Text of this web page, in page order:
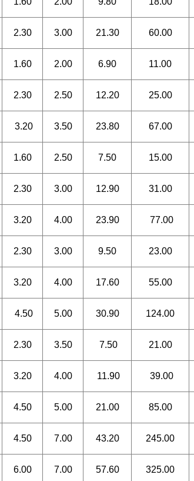
2.30 3.00 21.30 60.00
1.60 2.00 6.90 11.00
2.30 2.50 12.20 25.00
3.20 3.50 23.80 67.00
1.60 2.50 7.50 15.00
2.30 3.00 12.90 31.00
3.20 4.00 23.90 77.00
2.30 3.00 9.50 23.00
3.20 4.00 17.60 55.00
4.50 5.00 30.90 124.00
2.30 3.50 7.50 21.00
3.20 4.00 11.90 39.00
4.50 5.00 21.00 85.00
4.50 7.00 43.20 245.00
6.00 7.00 57.60 325.00